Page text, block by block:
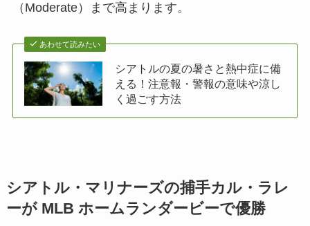
（Moderate）まで高まります。
あわせて読みたい
シアトルの夏の暑さと熱中症に備
える！注意報・警報の意味や涼し
く過ごす方法
シアトル・マリナーズの捕手カル・ラレ
ーが MLB ホームランダービーで優勝